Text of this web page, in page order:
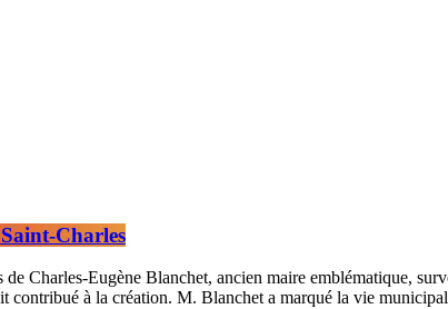
Charles
Charles-Eugène Blanchet, ancien maire emblématique,
contribué à la création. M. Blanchet a marqué la vie